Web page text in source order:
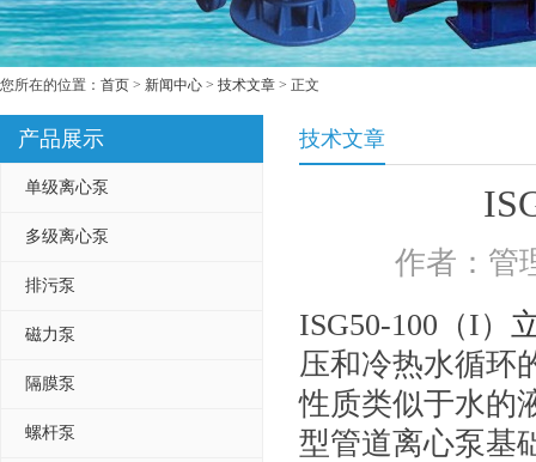
您所在的位置： 首页 > 新闻中心 > 技术文章 > 正文
产品展示
单级离心泵
多级离心泵
排污泵
磁力泵
隔膜泵
螺杆泵
技术文章
作者：
ISG50-100（I）
压和冷热水循环
性质类似于水的
型管道离心泵基